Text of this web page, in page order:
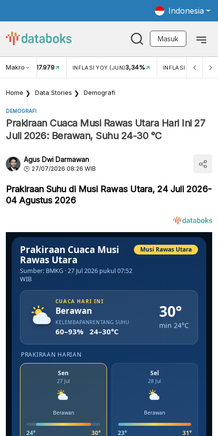
Indonesia
Masuk
Makro
USD/IDR 17.979 INFLASI YOY (JUN)3,34% INFLASI MOM
Home Data Stories Demografi
DEMOGRAFI
Prakiraan Cuaca Musi Rawas Utara Hari Ini 27
Juli 2026: Berawan, Suhu 24-30 °C
Agus Dwi Darmawan
27/07/2026 08:26 WIB
Prakiraan Suhu di Musi Rawas Utara, 24 Juli 2026-
04 Agustus 2026